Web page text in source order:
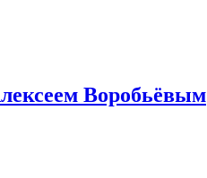
Воробьёвым